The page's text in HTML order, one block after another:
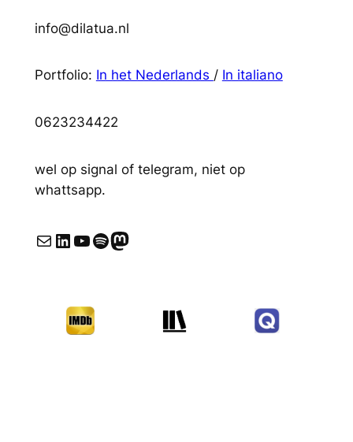
info@dilatua.nl
Portfolio: In het Nederlands / In italiano
0623234422
wel op signal of telegram, niet op
whattsapp.
E-mail LinkedIn YouTube Spotify Mastodon